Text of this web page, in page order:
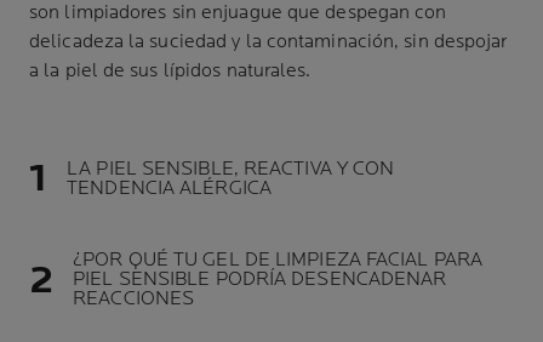
son limpiadores sin enjuague que despegan con
delicadeza la suciedad y la contaminación, sin despojar
a la piel de sus lípidos naturales.
LA PIEL SENSIBLE, REACTIVA Y CON
TENDENCIA ALÉRGICA
¿POR QUÉ TU GEL DE LIMPIEZA FACIAL PARA
PIEL SENSIBLE PODRÍA DESENCADENAR
REACCIONES